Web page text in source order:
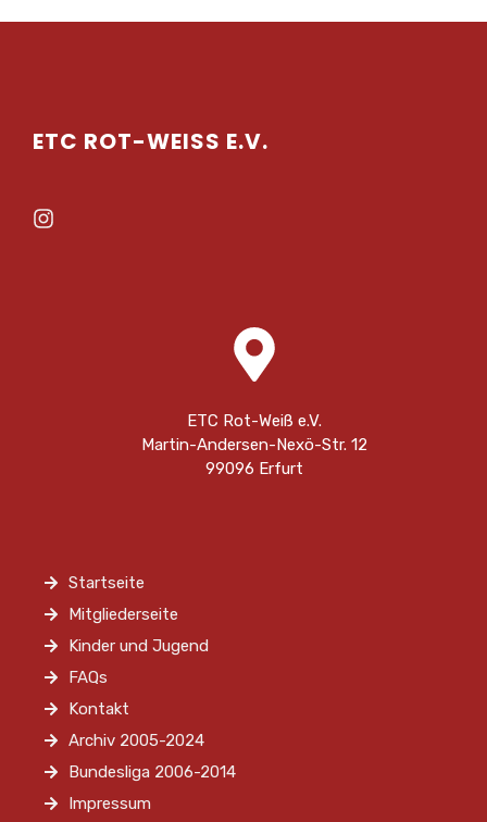
ETC ROT-WEISS E.V.
ETC Rot-Weiß e.V.
Martin-Andersen-Nexö-Str. 12
99096 Erfurt
Startseite
Mitgliederseite
Kinder und Jugend
FAQs
Kontakt
Archiv 2005-2024
Bundesliga 2006-2014
Impressum